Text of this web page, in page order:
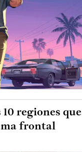
regiones que
frontal